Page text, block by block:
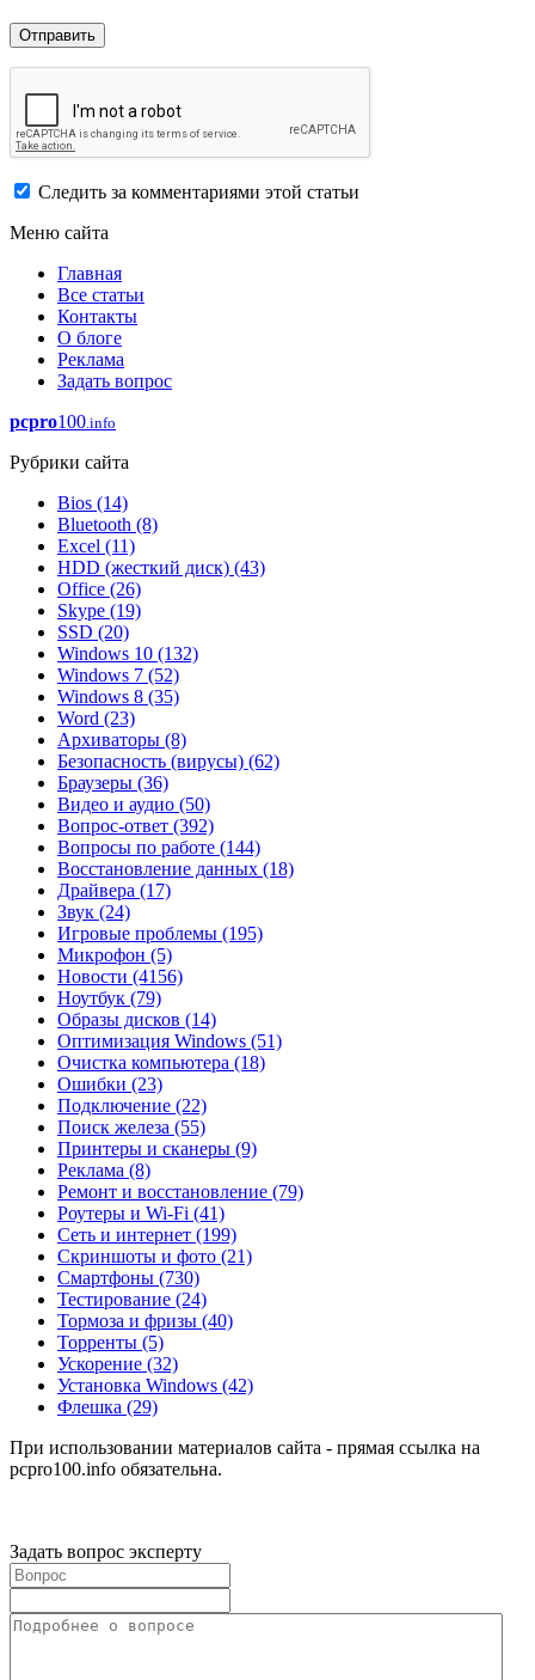
Следить за комментариями этой статьи
Меню сайта
Главная
Все статьи
Контакты
О блоге
Реклама
Задать вопрос
pcpro100.info
Рубрики сайта
Bios (14)
Bluetooth (8)
Excel (11)
HDD (жесткий диск) (43)
Office (26)
Skype (19)
SSD (20)
Windows 10 (132)
Windows 7 (52)
Windows 8 (35)
Word (23)
Архиваторы (8)
Безопасность (вирусы) (62)
Браузеры (36)
Видео и аудио (50)
Вопрос-ответ (392)
Вопросы по работе (144)
Восстановление данных (18)
Драйвера (17)
Звук (24)
Игровые проблемы (195)
Микрофон (5)
Новости (4156)
Ноутбук (79)
Образы дисков (14)
Оптимизация Windows (51)
Очистка компьютера (18)
Ошибки (23)
Подключение (22)
Поиск железа (55)
Принтеры и сканеры (9)
Реклама (8)
Ремонт и восстановление (79)
Роутеры и Wi-Fi (41)
Сеть и интернет (199)
Скриншоты и фото (21)
Смартфоны (730)
Тестирование (24)
Тормоза и фризы (40)
Торренты (5)
Ускорение (32)
Установка Windows (42)
Флешка (29)
При использовании материалов сайта - прямая ссылка на
pcpro100.info обязательна.
Задать вопрос эксперту